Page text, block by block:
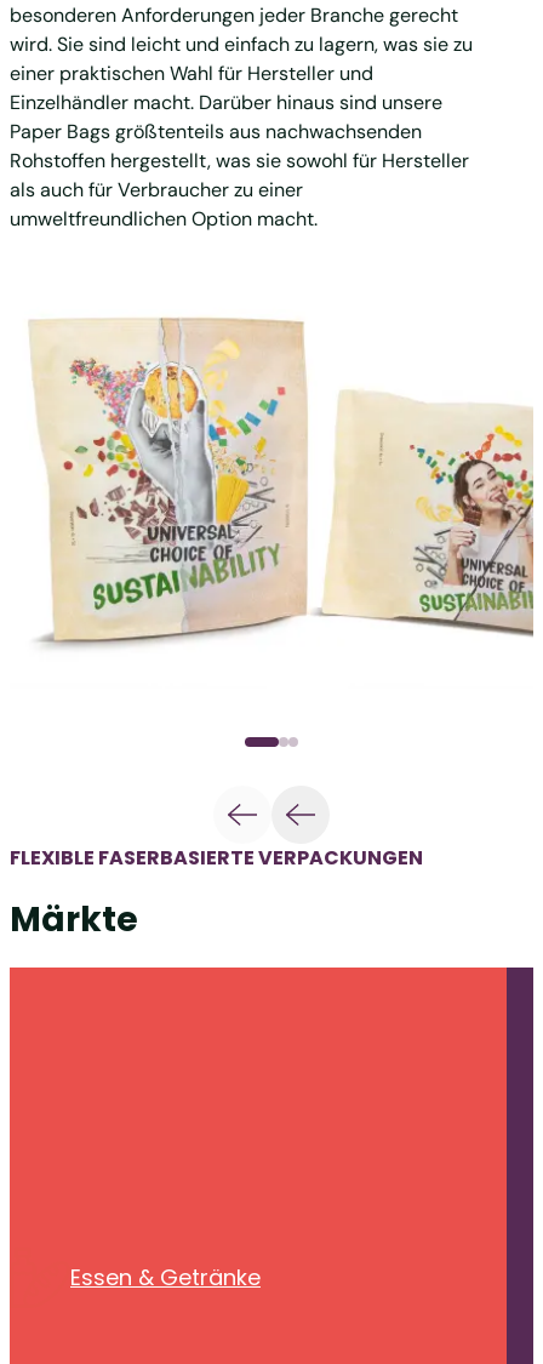
besonderen Anforderungen jeder Branche gerecht
wird. Sie sind leicht und einfach zu lagern, was sie zu
einer praktischen Wahl für Hersteller und
Einzelhändler macht. Darüber hinaus sind unsere
Paper Bags größtenteils aus nachwachsenden
Rohstoffen hergestellt, was sie sowohl für Hersteller
als auch für Verbraucher zu einer
umweltfreundlichen Option macht.
FLEXIBLE FASERBASIERTE VERPACKUNGEN
Märkte
Essen & Getränke